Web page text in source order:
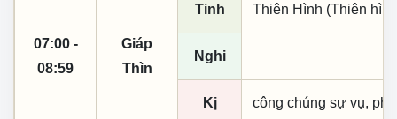
07:00 -
08:59
Giáp
Thìn
Tinh Thiên Hình (Thiên
Nghi
Kị công chúng sự vụ,